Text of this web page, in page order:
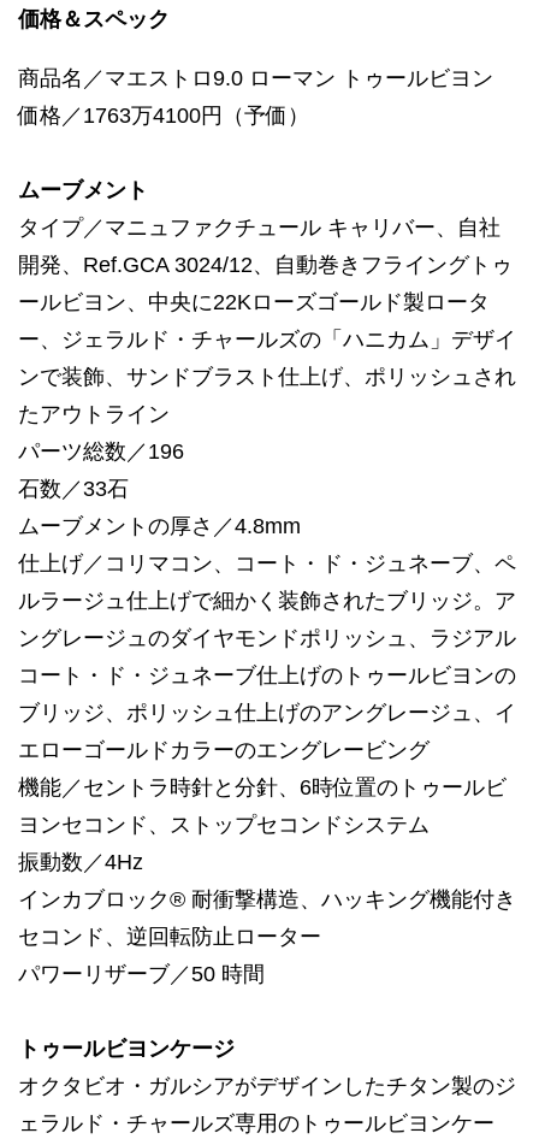
価格＆スペック
商品名／マエストロ9.0 ローマン トゥールビヨン
価格／1763万4100円（予価）
ムーブメント
タイプ／マニュファクチュール キャリバー、自社
開発、Ref.GCA 3024/12、自動巻きフライングトゥ
ールビヨン、中央に22Kローズゴールド製ロータ
ー、ジェラルド・チャールズの「ハニカム」デザイ
ンで装飾、サンドブラスト仕上げ、ポリッシュされ
たアウトライン
パーツ総数／196
石数／33石
ムーブメントの厚さ／4.8mm
仕上げ／コリマコン、コート・ド・ジュネーブ、ペ
ルラージュ仕上げで細かく装飾されたブリッジ。ア
ングレージュのダイヤモンドポリッシュ、ラジアル
コート・ド・ジュネーブ仕上げのトゥールビヨンの
ブリッジ、ポリッシュ仕上げのアングレージュ、イ
エローゴールドカラーのエングレービング
機能／セントラ時針と分針、6時位置のトゥールビ
ヨンセコンド、ストップセコンドシステム
振動数／4Hz
インカブロック® 耐衝撃構造、ハッキング機能付き
セコンド、逆回転防止ローター
パワーリザーブ／50 時間
トゥールビヨンケージ
オクタビオ・ガルシアがデザインしたチタン製のジ
ェラルド・チャールズ専用のトゥールビヨンケー